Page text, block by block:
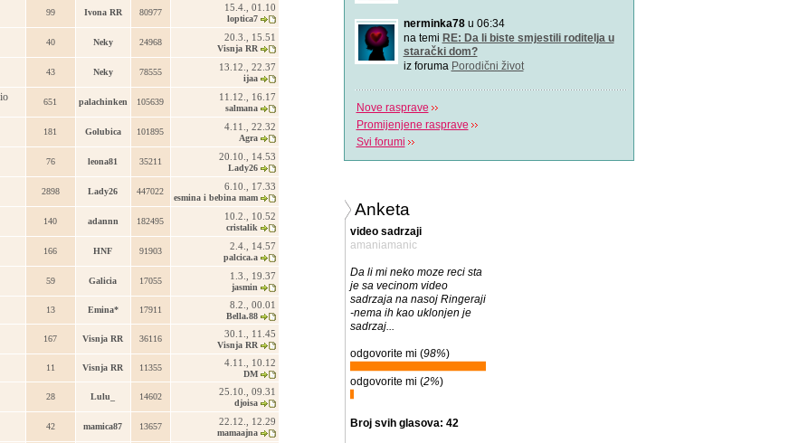
99 Ivona RR 80977 15.4., 01.10
loptica7
40 Neky 24968 20.3., 15.51
Visnja RR
43 Neky 78555 13.12., 22.37
ijaa
651 palachinken 105639 11.12., 16.17
salmana
181 Golubica 101895 4.11., 22.32
Agra
76 leona81 35211 20.10., 14.53
Lady26
2898 Lady26 447022 6.10., 17.33
esmina i bebina mam
140 adannn 182495 10.2., 10.52
cristalik
166 HNF 91903 2.4., 14.57
palcica.a
59 Galicia 17055 1.3., 19.37
jasmin
13 Emina* 17911 8.2., 00.01
Bella.88
167 Visnja RR 36116 30.1., 11.45
Visnja RR
11 Visnja RR 11355 4.11., 10.12
DM
28 Lulu_ 14602 25.10., 09.31
djoisa
42 mamica87 13657 22.12., 12.29
mamaajna
nerminka78u 06:34
na temi RE: Da li biste smjestili roditelja u
starački dom?
iz foruma Porodični život
Nove rasprave
Promijenjene rasprave
Svi forumi
Anketa
video sadrzaji
amaniamanic
Da li mi neko moze reci sta
je sa vecinom video
sadrzaja na nasoj Ringeraji
-nema ih kao uklonjen je
sadrzaj...
odgovorite mi (98%)
odgovorite mi (2%)
Broj svih glasova: 42